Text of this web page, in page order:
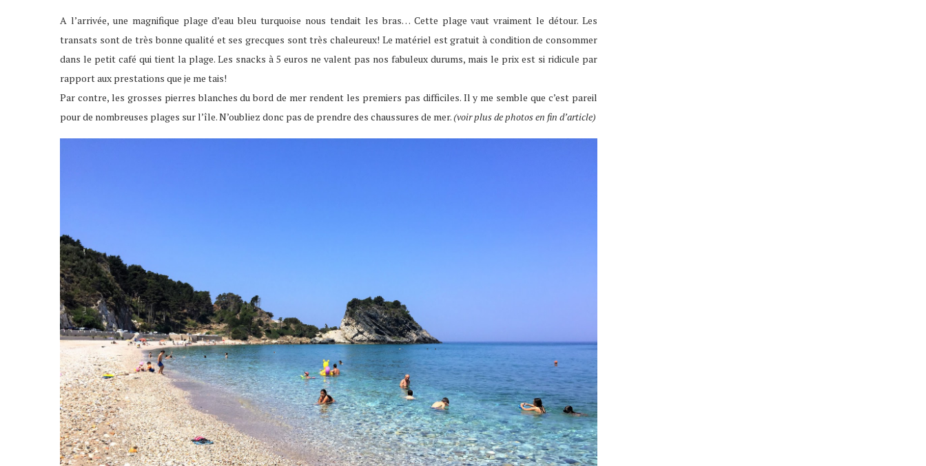
A l’arrivée, une magnifique plage d’eau bleu turquoise nous tendait les bras… Cette plage vaut vraiment le détour. Les
transats sont de très bonne qualité et ses grecques sont très chaleureux! Le matériel est gratuit à condition de consommer
dans le petit café qui tient la plage. Les snacks à 5 euros ne valent pas nos fabuleux durums, mais le prix est si ridicule par
rapport aux prestations que je me tais!
Par contre, les grosses pierres blanches du bord de mer rendent les premiers pas difficiles. Il y me semble que c’est pareil
pour de nombreuses plages sur l’île. N’oubliez donc pas de prendre des chaussures de mer.(voir plus de photos en fin d’article)